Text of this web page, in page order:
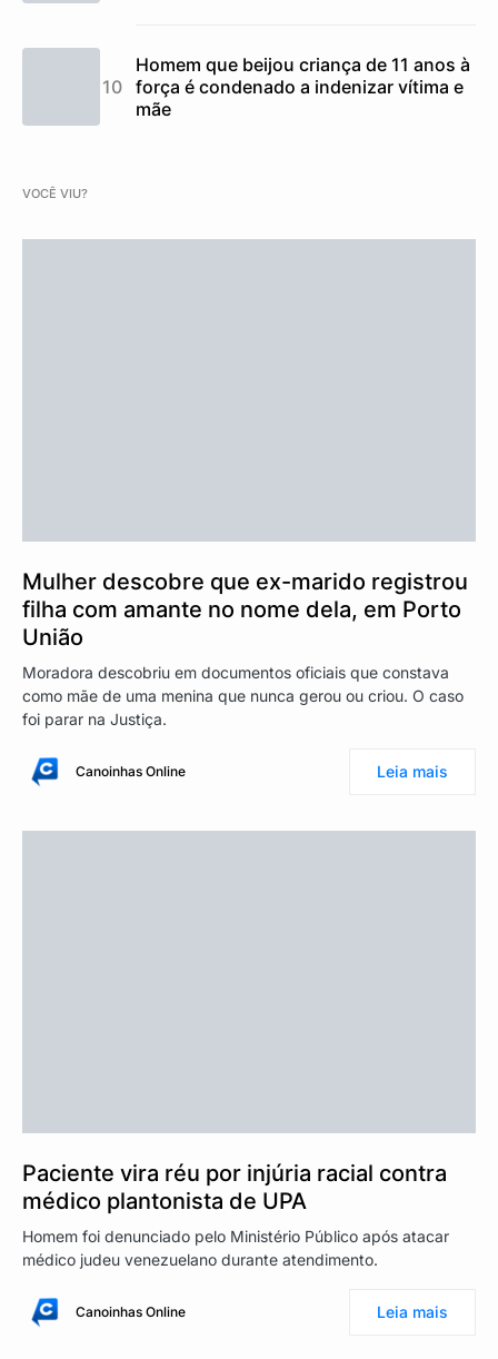
Homem que beijou criança de 11 anos à
força é condenado a indenizar vítima e
mãe
VOCÊ VIU?
Mulher descobre que ex-marido registrou
filha com amante no nome dela, em Porto
União
Moradora descobriu em documentos oficiais que constava
como mãe de uma menina que nunca gerou ou criou. O caso
foi parar na Justiça.
Canoinhas Online Leia mais
Paciente vira réu por injúria racial contra
médico plantonista de UPA
Homem foi denunciado pelo Ministério Público após atacar
médico judeu venezuelano durante atendimento.
Canoinhas Online Leia mais